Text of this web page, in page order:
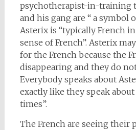
psychotherapist-in-training
and his gang are “ a symbol
Asterix is “typically French
sense of French”. Asterix
for the French because the
disappearing and they do
Everybody speaks about
exactly like they speak
times”.
The French are seeing their